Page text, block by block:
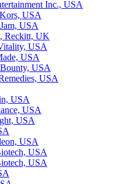
Inc., USA
USA
USA
Reckitt, UK
USA
USA
USA
USA
USA
USA
USA
USA
USA
USA